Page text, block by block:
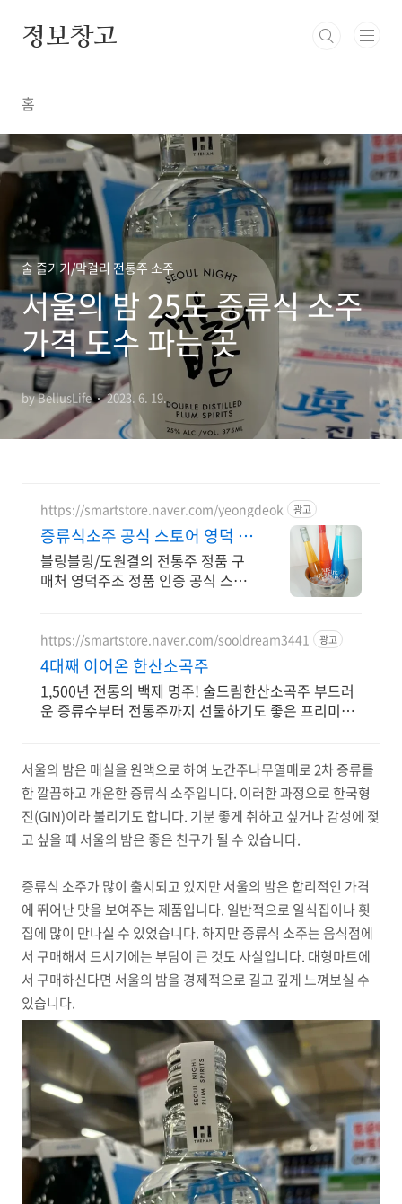
정보창고
홈
술 즐기기/막걸리 전통주 소주
서울의 밤 25도 증류식 소주
가격 도수 파는 곳
by BellusLife 2023. 6. 19.
https://smartstore.naver.com/yeongdeok 광고
증류식소주 공식 스토어 영덕 지
역특산 전통주
블링블링/도원결의 전통주 정품 구
매처 영덕주조 정품 인증 공식 스마
https://smartstore.naver.com/sooldream3441 광고
4대째 이어온 한산소곡주
1,500년 전통의 백제 명주! 술드림한산소곡주 부드러
운 증류수부터 전통주까지 선물하기도 좋은 프리미엄
서울의 밤은 매실을 원액으로 하여 노간주나무열매로 2차 증류를
한 깔끔하고 개운한 증류식 소주입니다. 이러한 과정으로 한국형
진(GIN)이라 불리기도 합니다. 기분 좋게 취하고 싶거나 감성에 젖
고 싶을 때 서울의 밤은 좋은 친구가 될 수 있습니다.
증류식 소주가 많이 출시되고 있지만 서울의 밤은 합리적인 가격
에 뛰어난 맛을 보여주는 제품입니다. 일반적으로 일식집이나 횟
집에 많이 만나실 수 있었습니다. 하지만 증류식 소주는 음식점에
서 구매해서 드시기에는 부담이 큰 것도 사실입니다. 대형마트에
서 구매하신다면 서울의 밤을 경제적으로 길고 깊게 느껴보실 수
있습니다.